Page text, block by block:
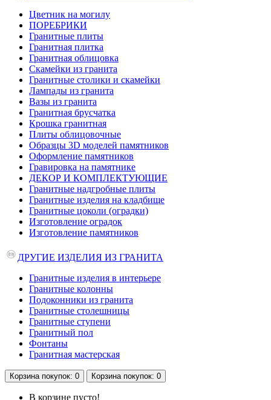
Цветник на могилу
ПОРЕБРИКИ
Гранитные плиты
Гранитная плитка
Гранитная облицовка
Скамейки из гранита
Гранитные столики и скамейки
Лампады из гранита
Вазы из гранита
Гранитная брусчатка
Крошка гранитная
Плиты облицовочные
Образцы 3D моделей памятников
Оформление памятников
Гравировка на памятнике
ДЕКОР И КОМПЛЕКТУЮЩИЕ
Гранитные надгробные плиты
Гранитные изделия на кладбище
Гранитные цоколи (оградки)
Изготовление оградок
Изготовление памятников
ДРУГИЕ ИЗДЕЛИЯ ИЗ ГРАНИТА
Гранитные изделия в интерьере
Гранитные колонны
Подоконники из гранита
Гранитные столешницы
Гранитные ступени
Гранитный пол
Фонтаны
Гранитная мастерская
Корзинапокупок: 0 Корзинапокупок: 0
В корзине пусто!